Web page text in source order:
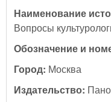
Наименование
Вопросы
Обозначение и
Город: Москва
Издательство: